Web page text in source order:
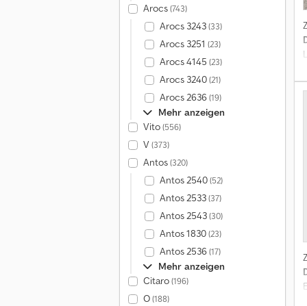
Arocs(743)
Arocs 3243(33)
Arocs 3251 (23)
Arocs 4145 (23)
Arocs 3240(21)
Arocs 2636(19)
Mehr anzeigen
Vito(556)
V(373)
Antos(320)
Antos 2540(52)
Antos 2533(37)
Antos 2543(30)
Antos 1830(23)
Antos 2536(17)
Mehr anzeigen
Citaro(196)
O(188)